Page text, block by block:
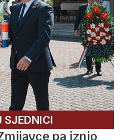
SJEDNICI
pa iznio